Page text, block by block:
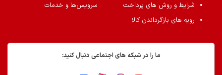
شرایط و روش های پرداخت
رویه های بازگرداندن کالا
سرویس‌ها و خدمات
ما را در شبکه های اجتماعی دنبال کنید: